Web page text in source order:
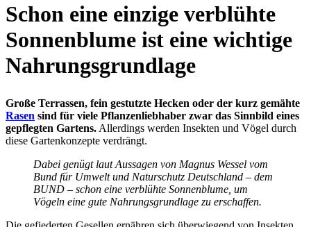
Schon eine einzige verblühte
Sonnenblume ist eine wichtige
Nahrungsgrundlage
Große Terrassen, fein gestutzte Hecken oder der kurz gemähte
Rasen sind für viele Pflanzenliebhaber zwar das Sinnbild eines
gepflegten Gartens. Allerdings werden Insekten und Vögel durch
diese Gartenkonzepte verdrängt.
Dabei genügt laut Aussagen von Magnus Wessel vom
Bund für Umwelt und Naturschutz Deutschland – dem
BUND – schon eine verblühte Sonnenblume, um
Vögeln eine gute Nahrungsgrundlage zu erschaffen.